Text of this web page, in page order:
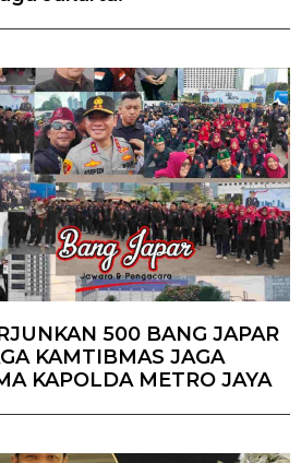
500 BANG JAPAR
KAMTIBMAS JAGA
KAPOLDA METRO JAYA